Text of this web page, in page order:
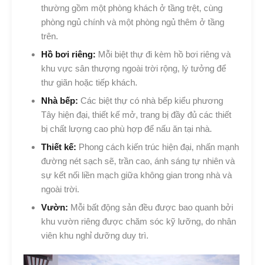
thường gồm một phòng khách ở tầng trệt, cùng
phòng ngủ chính và một phòng ngủ thêm ở tầng
trên.
Hồ bơi riêng: Mỗi biệt thự đi kèm hồ bơi riêng và
khu vực sân thượng ngoài trời rộng, lý tưởng để
thư giãn hoặc tiếp khách.
Nhà bếp: Các biệt thự có nhà bếp kiểu phương
Tây hiện đại, thiết kế mở, trang bị đầy đủ các thiết
bị chất lượng cao phù hợp để nấu ăn tại nhà.
Thiết kế: Phong cách kiến trúc hiện đại, nhấn mạnh
đường nét sạch sẽ, trần cao, ánh sáng tự nhiên và
sự kết nối liền mạch giữa không gian trong nhà và
ngoài trời.
Vườn: Mỗi bất động sản đều được bao quanh bởi
khu vườn riêng được chăm sóc kỹ lưỡng, do nhân
viên khu nghỉ dưỡng duy trì.